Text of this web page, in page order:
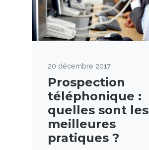
20 décembre 2017
Prospection
téléphonique :
quelles sont les
meilleures
pratiques ?